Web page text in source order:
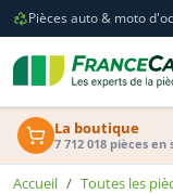
Pièces auto & moto
La boutique
7 712 018 pièces en
Accueil Toutes les